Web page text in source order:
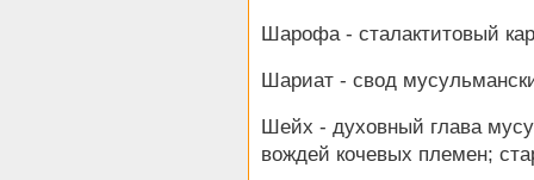
Шарофа - сталактитовый
Шариат - свод
Шейх - духовный глава
вождей кочевых племен;